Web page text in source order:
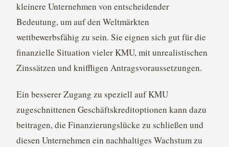
kleinere Unternehmen von entscheidender
Bedeutung, um auf den Weltmärkten
wettbewerbsfähig zu sein. Sie eignen sich gut für die
finanzielle Situation vieler KMU, mit unrealistischen
Zinssätzen und kniffligen Antragsvoraussetzungen.
Ein besserer Zugang zu speziell auf KMU
zugeschnittenen Geschäftskreditoptionen kann dazu
beitragen, die Finanzierungslücke zu schließen und
diesen Unternehmen ein nachhaltiges Wachstum zu